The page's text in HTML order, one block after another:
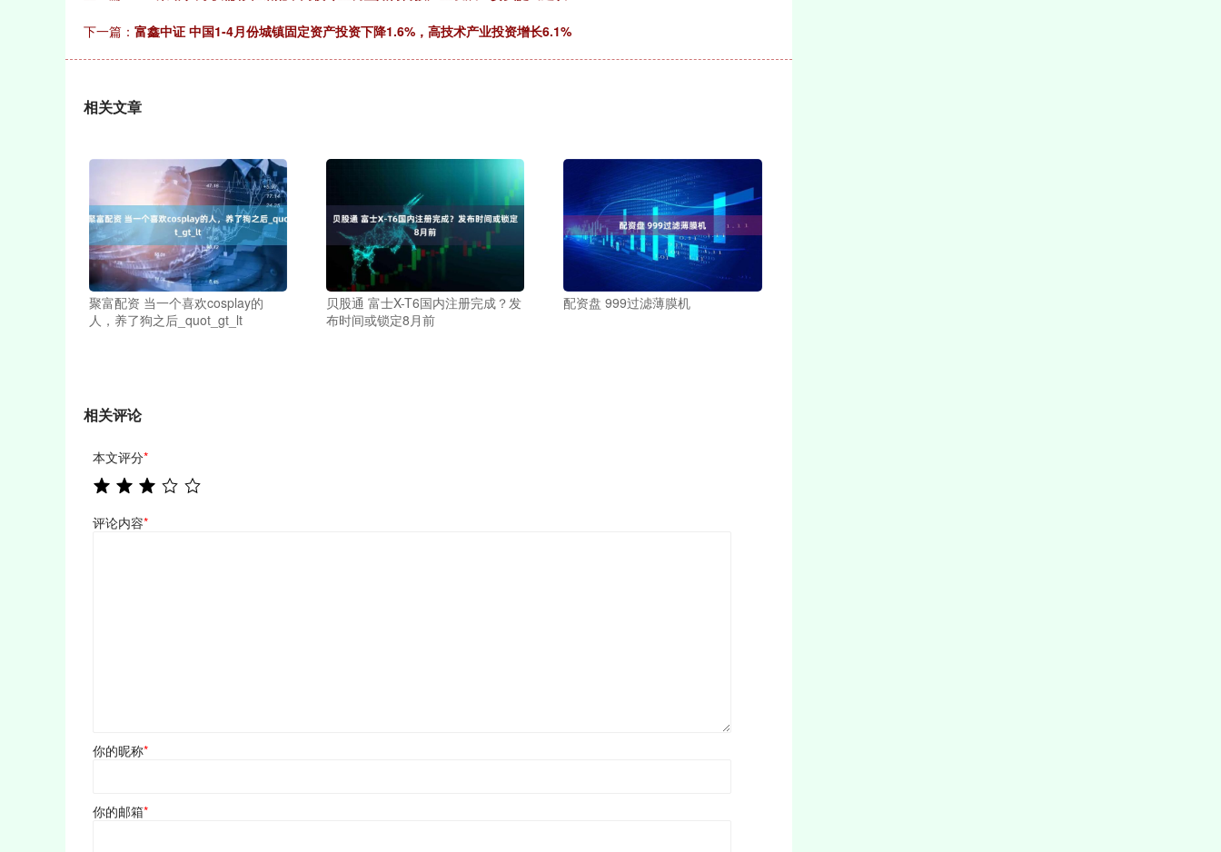
下一篇： 富鑫中证 中国1-4月份城镇固定资产投资下降1.6%，高技术产业投资增长6.1%
相关文章
聚富配资 当一个喜欢cosplay的
人，养了狗之后_quot_gt_lt
贝股通 富士X-T6国内注册完成？发
布时间或锁定8月前
配资盘 999过滤薄膜机
相关评论
本文评分*
评论内容*
你的昵称*
你的邮箱*